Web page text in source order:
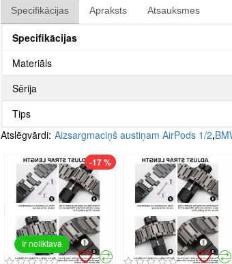
Specifikācijas Apraksts Atsauksmes
Specifikācijas
Materiāls
Sērija
Tips
Atslēgvārdi: Aizsargmaciņš austiņam AirPods 1/2,
Ir noliktavā
-17 %